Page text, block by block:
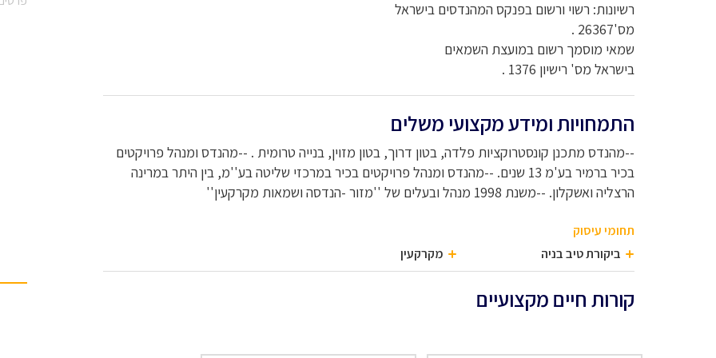
רשיונות: רשוי ורשום בפנקס המהנדסים בישראל
מס'26367 .
שמאי מוסמך רשום במועצת השמאים
בישראל מס' רישיון 1376 .
התמחויות ומידע מקצועי משלים
--מהנדס מתכנן קונסטרוקציות פלדה, בטון דרוך, בטון מזוין, בנייה טרומית . --מהנדס ומנהל פרויקטים
בכיר ברמיר בע'מ 13 שנים. --מהנדס ומנהל פרויקטים בכיר במרכזי שליטה בע''מ, בין היתר במרינה
הרצליה ואשקלון. --משנת 1998 מנהל ובעלים של ''מזור -הנדסה ושמאות מקרקעין''
תחומי עיסוק
ביקורת טיב בניה
מקרקעין
קורות חיים מקצועיים